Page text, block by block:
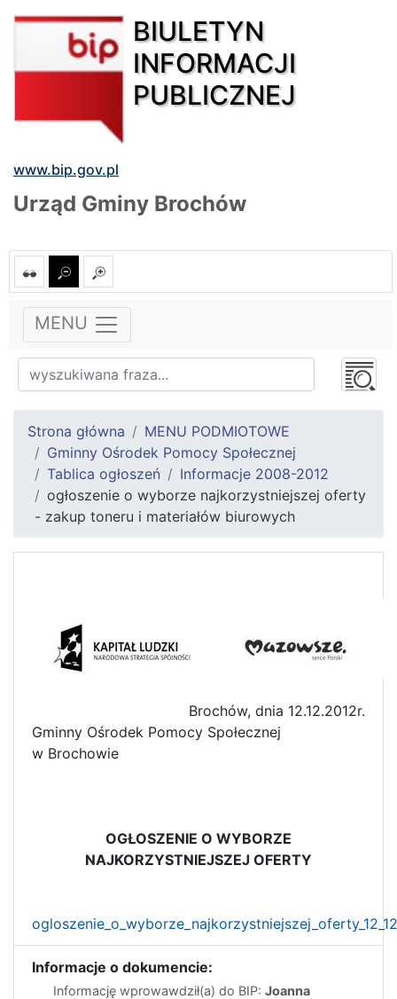
BIULETYN
INFORMACJI
PUBLICZNEJ
www.bip.gov.pl
Urząd Gminy Brochów
MENU
Strona główna
MENU PODMIOTOWE
Gminny Ośrodek Pomocy Społecznej
Tablica ogłoszeń
Informacje 2008-2012
ogłoszenie o wyborze najkorzystniejszej oferty
- zakup toneru i materiałów biurowych
Brochów, dnia 12.12.2012r.
Gminny Ośrodek Pomocy Społecznej
w Brochowie
OGŁOSZENIE O WYBORZE
NAJKORZYSTNIEJSZEJ OFERTY
Informacje o dokumencie:
Informację wprowawdził(a) do BIP: Joanna